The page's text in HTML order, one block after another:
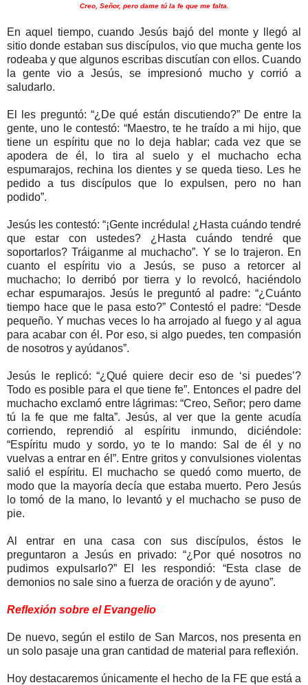
Creo, Señor, pero dame tú la fe que me falta.
En aquel tiempo, cuando Jesús bajó del monte y llegó al
sitio donde estaban sus discípulos, vio que mucha gente los
rodeaba y que algunos escribas discutían con ellos. Cuando
la gente vio a Jesús, se impresionó mucho y corrió a
saludarlo.
El les preguntó: “¿De qué están discutiendo?” De entre la
gente, uno le contestó: “Maestro, te he traído a mi hijo, que
tiene un espíritu que no lo deja hablar; cada vez que se
apodera de él, lo tira al suelo y el muchacho echa
espumarajos, rechina los dientes y se queda tieso. Les he
pedido a tus discípulos que lo expulsen, pero no han
podido”.
Jesús les contestó: “¡Gente incrédula! ¿Hasta cuándo tendré
que estar con ustedes? ¿Hasta cuándo tendré que
soportarlos? Tráiganme al muchacho”. Y se lo trajeron. En
cuanto el espíritu vio a Jesús, se puso a retorcer al
muchacho; lo derribó por tierra y lo revolcó, haciéndolo
echar espumarajos. Jesús le preguntó al padre: “¿Cuánto
tiempo hace que le pasa esto?” Contestó el padre: “Desde
pequeño. Y muchas veces lo ha arrojado al fuego y al agua
para acabar con él. Por eso, si algo puedes, ten compasión
de nosotros y ayúdanos”.
Jesús le replicó: “¿Qué quiere decir eso de ‘si puedes’?
Todo es posible para el que tiene fe”. Entonces el padre del
muchacho exclamó entre lágrimas: “Creo, Señor; pero dame
tú la fe que me falta”. Jesús, al ver que la gente acudía
corriendo, reprendió al espíritu inmundo, diciéndole:
“Espíritu mudo y sordo, yo te lo mando: Sal de él y no
vuelvas a entrar en él”. Entre gritos y convulsiones violentas
salió el espíritu. El muchacho se quedó como muerto, de
modo que la mayoría decía que estaba muerto. Pero Jesús
lo tomó de la mano, lo levantó y el muchacho se puso de
pie.
Al entrar en una casa con sus discípulos, éstos le
preguntaron a Jesús en privado: “¿Por qué nosotros no
pudimos expulsarlo?” El les respondió: “Esta clase de
demonios no sale sino a fuerza de oración y de ayuno”.
Reflexión sobre el Evangelio
De nuevo, según el estilo de San Marcos, nos presenta en
un solo pasaje una gran cantidad de material para reflexión.
Hoy destacaremos únicamente el hecho de la FE que está a